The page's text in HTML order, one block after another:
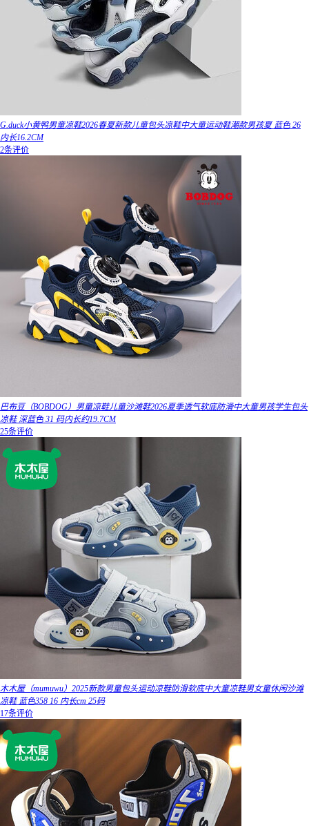
G.duck小黄鸭男童凉鞋2026春夏新款儿童包头凉鞋中大童运动鞋潮款男孩夏 蓝色 26
内长16.2CM
2条评价
巴布豆（BOBDOG）男童凉鞋儿童沙滩鞋2026夏季透气软底防滑中大童男孩学生包头
凉鞋 深蓝色 31 码内长约19.7CM
25条评价
木木屋（mumuwu）2025新款男童包头运动凉鞋防滑软底中大童凉鞋男女童休闲沙滩
凉鞋 蓝色358 16 内长cm 25码
17条评价